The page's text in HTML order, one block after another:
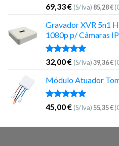
Avaliação
5.00
de 5
69,33€ (S/Iva) 85,28€
Gravador XVR 5n1
1080p p/ Câmaras IP
Avaliação
5.00
de 5
32,00€ (S/Iva)39,36€
Módulo Atuador
Avaliação
5.00
de 5
45,00€ (S/Iva)55,35€